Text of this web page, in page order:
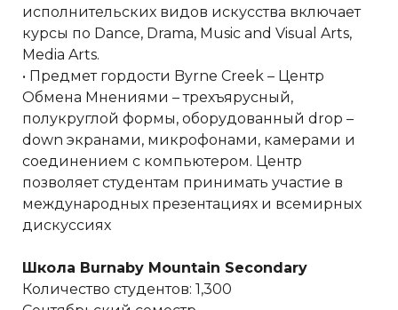
исполнительских видов искусства включает
курсы по Dance, Drama, Music and Visual Arts,
Media Arts.
• Предмет гордости Byrne Creek – Центр
Обмена Мнениями – трехъярусный,
полукруглой формы, оборудованный drop –
down экранами, микрофонами, камерами и
соединением с компьютером. Центр
позволяет студентам принимать участие в
международных презентациях и всемирных
дискуссиях
Школа Burnaby Mountain Secondary
Количество студентов: 1,300